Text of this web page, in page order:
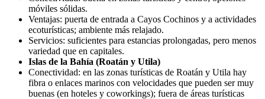
móviles sólidas.
Ventajas: puerta de entrada a Cayos Cochinos y a actividades
ecoturísticas; ambiente más relajado.
Servicios: suficientes para estancias prolongadas, pero menos
variedad que en capitales.
Islas de la Bahía (Roatán y Utila)
Conectividad: en las zonas turísticas de Roatán y Utila hay
fibra o enlaces marinos con velocidades que pueden ser muy
buenas (en hoteles y coworkings); fuera de áreas turísticas